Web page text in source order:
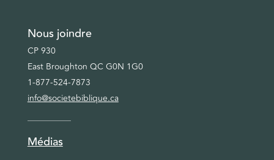
Nous joindre
CP 930
East Broughton QC G0N 1G0
1-877-524-7873
info@societebiblique.ca
Médias